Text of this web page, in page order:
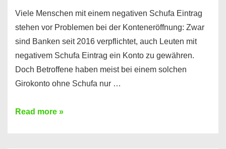
Viele Menschen mit einem negativen Schufa Eintrag
stehen vor Problemen bei der Konteneröffnung: Zwar
sind Banken seit 2016 verpflichtet, auch Leuten mit
negativem Schufa Eintrag ein Konto zu gewähren.
Doch Betroffene haben meist bei einem solchen
Girokonto ohne Schufa nur …
Günstiges
Read more »